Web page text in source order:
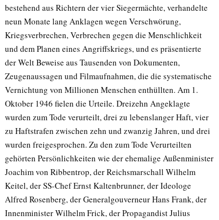
bestehend aus Richtern der vier Siegermächte, verhandelte
neun Monate lang Anklagen wegen Verschwörung,
Kriegsverbrechen, Verbrechen gegen die Menschlichkeit
und dem Planen eines Angriffskriegs, und es präsentierte
der Welt Beweise aus Tausenden von Dokumenten,
Zeugenaussagen und Filmaufnahmen, die die systematische
Vernichtung von Millionen Menschen enthüllten. Am 1.
Oktober 1946 fielen die Urteile. Dreizehn Angeklagte
wurden zum Tode verurteilt, drei zu lebenslanger Haft, vier
zu Haftstrafen zwischen zehn und zwanzig Jahren, und drei
wurden freigesprochen. Zu den zum Tode Verurteilten
gehörten Persönlichkeiten wie der ehemalige Außenminister
Joachim von Ribbentrop, der Reichsmarschall Wilhelm
Keitel, der SS-Chef Ernst Kaltenbrunner, der Ideologe
Alfred Rosenberg, der Generalgouverneur Hans Frank, der
Innenminister Wilhelm Frick, der Propagandist Julius